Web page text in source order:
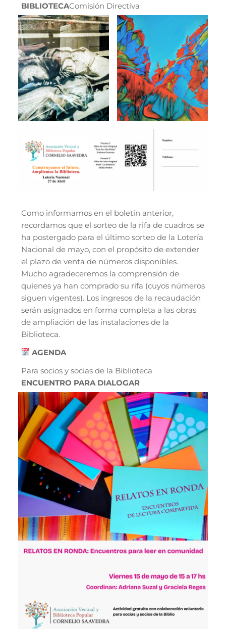
BIBLIOTECAComisión Directiva
Como informamos en el boletín anterior,
recordamos que el sorteo de la rifa de cuadros se
ha postergado para el último sorteo de la Lotería
Nacional de mayo, con el propósito de extender
el plazo de venta de números disponibles.
Mucho agradeceremos la comprensión de
quienes ya han comprado su rifa (cuyos números
siguen vigentes). Los ingresos de la recaudación
serán asignados en forma completa a las obras
de ampliación de las instalaciones de la
Biblioteca.
AGENDA
Para socios y socias de la Biblioteca
ENCUENTRO PARA DIALOGAR